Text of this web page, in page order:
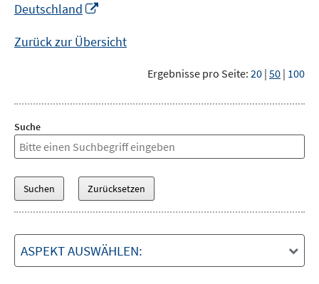
Deutschland
Fenster
Zurück zur Übersicht
Ergebnisse pro Seite: 20 | 50 | 100
Suche
ASPEKT AUSWÄHLEN: